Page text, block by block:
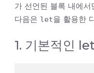
가 선언된 블록 내에
다음은 let을 활용한
1. 기본적인